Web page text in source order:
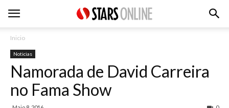
Inicio
Noticias
Namorada de David Carreira
no Fama Show